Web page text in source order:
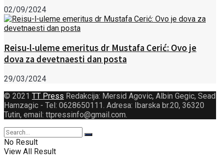
02/09/2024
Reisu-l-uleme emeritus dr Mustafa Cerić: Ovo je
dova za devetnaesti dan posta
29/03/2024
© 2021 TT Press Redakcija: Mersid Agovic, Albin Gegic, Sead
Hamzagic - Tel: 0628650111. Adresa: Ibarska br.20, 36320
Tutin, email: ttpressinfo@gmail.com.
No Result
View All Result